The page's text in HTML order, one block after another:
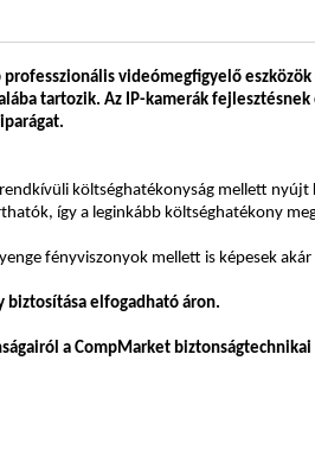
videómegfigyelő
tartozik. Az IP-kamerák
költséghatékonyság mellett
így a leginkább költséghatékony
fényviszonyok mellett is képesek
biztosítása elfogadható áron.
a CompMarket